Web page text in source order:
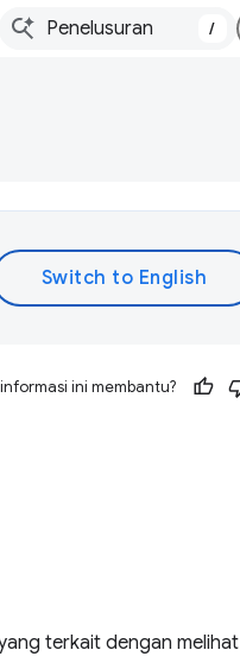
/
ini membantu?
terkait dengan melihat